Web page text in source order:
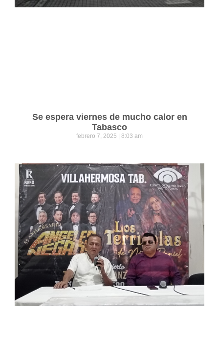
Se espera viernes de mucho calor en
Tabasco
febrero 7, 2025 8:03 am